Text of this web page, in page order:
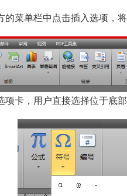
菜单栏中点击插入选项，将
卡，用户直接选择位于底部